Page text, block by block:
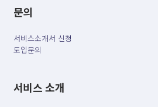
문의
서비스소개서 신청
도입문의
서비스 소개